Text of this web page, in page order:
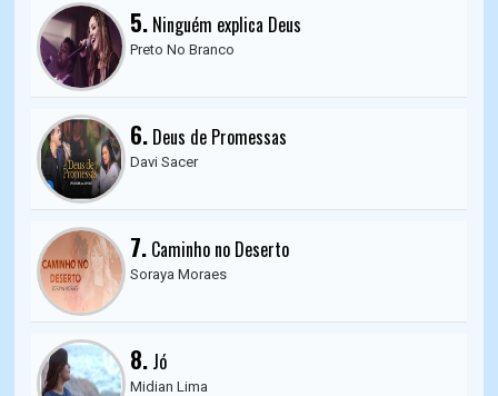
5. Ninguém explica Deus
Preto No Branco
6. Deus de Promessas
Davi Sacer
7. Caminho no Deserto
Soraya Moraes
8. Jó
Midian Lima